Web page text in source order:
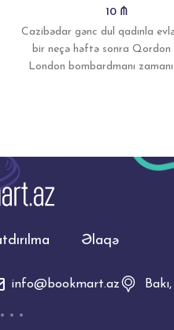
10 ₼
Cazibədar gənc dul qadınla
bir neçə həftə sonra Qordon
London bombardmanı
Əlaqə
info@bookmart.az